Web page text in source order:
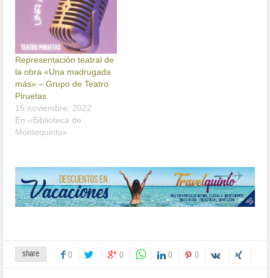
Representación teatral de
la obra «Una madrugada
más» – Grupo de Teatro
Piruetas
15 noviembre, 2022
En «Biblioteca de
Montequinto»
share 0 0 0 0